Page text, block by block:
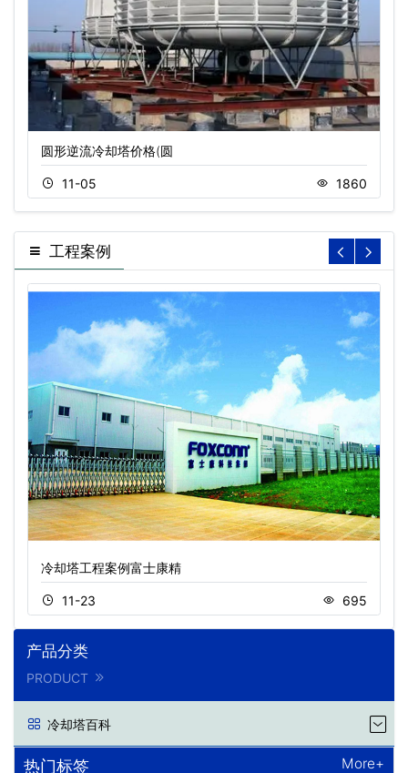
圆形逆流冷却塔价格(圆
11-05 1860
工程案例
冷却塔工程案例富士康精
11-23 695
产品分类
PRODUCT
冷却塔百科
热门标签 More+